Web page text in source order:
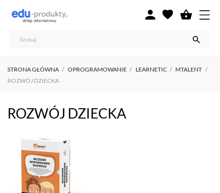



STRONA GŁÓWNA OPROGRAMOWANIE LEARNETIC
MTALENT
ROZWÓJ DZIECKA
ROZWÓJ DZIECKA